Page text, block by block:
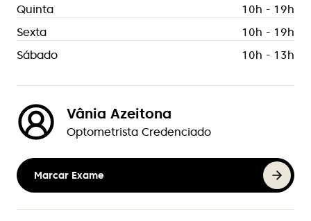
Quinta
10h - 19h
Sexta
10h - 19h
Sábado
10h - 13h
Vânia Azeitona
Optometrista Credenciado
Marcar Exame